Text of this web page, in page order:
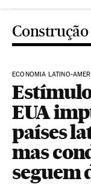
Construção
ECONOMIA LATINO-
EUA
países
mas
seguem